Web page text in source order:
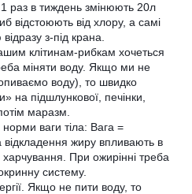
раз в тиждень змінюють 20л
відстоюють від хлору, а самі
з-під крана.
клітинам-рибкам хочеться
міняти воду. Якщо ми не
воду), то швидко
на підшлункової, печінки,
маразм.
ваги тіла: Вага =
жиру впливають в
При ожирінні треба
систему.
Якщо не пити воду, то